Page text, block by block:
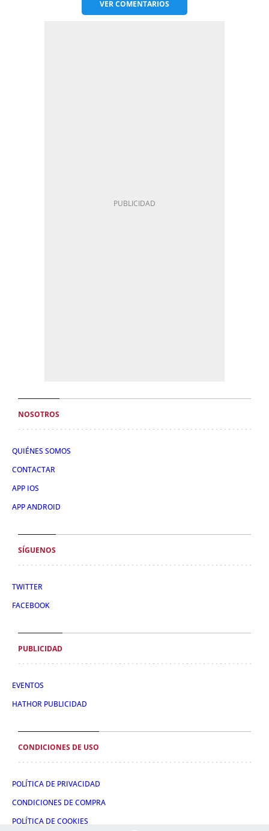
VERCOMENTARIOS
NOSOTROS
QUIÉNES SOMOS
CONTACTAR
APP IOS
APP ANDROID
SÍGUENOS
TWITTER
FACEBOOK
PUBLICIDAD
EVENTOS
HATHOR PUBLICIDAD
CONDICIONES DE USO
POLÍTICA DE PRIVACIDAD
CONDICIONES DE COMPRA
POLÍTICA DE COOKIES